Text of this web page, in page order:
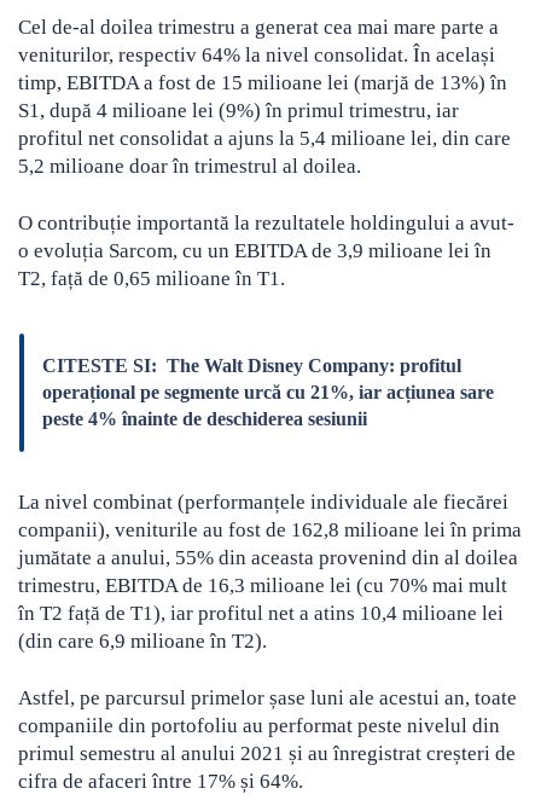
Cel de-al doilea trimestru a generat cea mai mare parte a
veniturilor, respectiv 64% la nivel consolidat. În același
timp, EBITDA a fost de 15 milioane lei (marjă de 13%) în
S1, după 4 milioane lei (9%) în primul trimestru, iar
profitul net consolidat a ajuns la 5,4 milioane lei, din care
5,2 milioane doar în trimestrul al doilea.
O contribuție importantă la rezultatele holdingului a avut-
o evoluția Sarcom, cu un EBITDA de 3,9 milioane lei în
T2, față de 0,65 milioane în T1.
CITESTE SI: The Walt Disney Company: profitul
operațional pe segmente urcă cu 21%, iar acțiunea sare
peste 4% înainte de deschiderea sesiunii
La nivel combinat (performanțele individuale ale fiecărei
companii), veniturile au fost de 162,8 milioane lei în prima
jumătate a anului, 55% din aceasta provenind din al doilea
trimestru, EBITDA de 16,3 milioane lei (cu 70% mai mult
în T2 față de T1), iar profitul net a atins 10,4 milioane lei
(din care 6,9 milioane în T2).
Astfel, pe parcursul primelor șase luni ale acestui an, toate
companiile din portofoliu au performat peste nivelul din
primul semestru al anului 2021 și au înregistrat creșteri de
cifra de afaceri între 17% și 64%.